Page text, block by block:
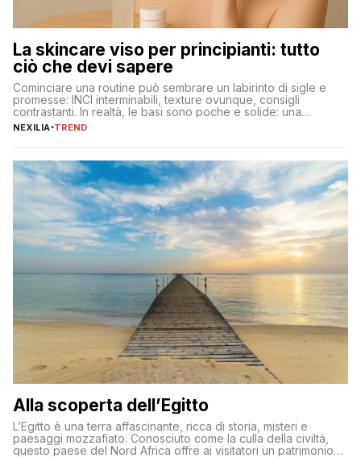
La skincare viso per principianti: tutto
ciò che devi sapere
Cominciare una routine può sembrare un labirinto di sigle e
promesse: INCI interminabili, texture ovunque, consigli
contrastanti. In realtà, le basi sono poche e solide: una
detersione delicata che non impoverisce, un’idratazione
tutto il resto. […]
NEXILIA-TREND
Alla scoperta dell’Egitto
L’Egitto è una terra affascinante, ricca di storia, misteri e
paesaggi mozzafiato. Conosciuto come la culla della civiltà,
questo paese del Nord Africa offre ai visitatori un patrimonio